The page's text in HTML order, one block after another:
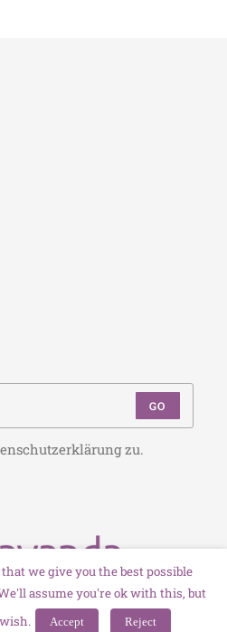
GO
zu.
we give you the best possible
assume you're ok with this, but
Accept Reject